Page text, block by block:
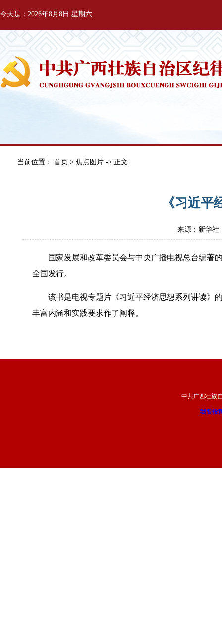
今天是：2026年8月8日 星期六
当前位置： 首页 > 焦点图片 -> 正文
《习近
来源：新华社
国家发展和改革委员会与中央广播电视总台编著的
全国发行。
该书是电视专题片《习近平经济思想系列讲读》的
丰富内涵和实践要求作了阐释。
中共广西壮族
我要投